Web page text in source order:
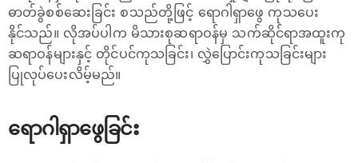
ဓာတ်ခွဲစစ်ဆေးခြင်း စသည်တို့ဖြင့် ရောဂါရှာ‌ဖွေ ကုသပေး
နိုင်သည်။ လိုအပ်ပါက မိသားစုဆရာဝန်မှ သက်ဆိုင်ရာအထူးကု
ဆရာဝန်များနှင့် တိုင်ပင်ကုသခြင်း၊​ လွှဲပြောင်းကုသခြင်းများ
ပြုလုပ်ပေးလိမ့်မည်။
ရောဂါရှာဖွေခြင်း